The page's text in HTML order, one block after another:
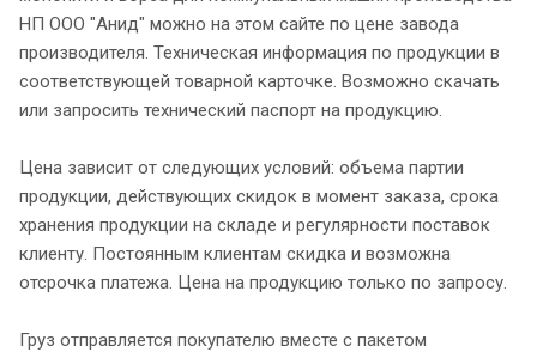
НП ООО "Анид" можно на этом сайте по цене завода
производителя. Техническая информация по продукции в
соответствующей товарной карточке. Возможно скачать
или запросить технический паспорт на продукцию.
Цена зависит от следующих условий: объема партии
продукции, действующих скидок в момент заказа, срока
хранения продукции на складе и регулярности поставок
клиенту. Постоянным клиентам скидка и возможна
отсрочка платежа. Цена на продукцию только по запросу.
Груз отправляется покупателю вместе с пакетом